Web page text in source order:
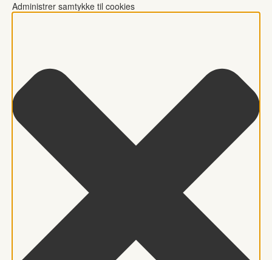
Administrer samtykke til cookies